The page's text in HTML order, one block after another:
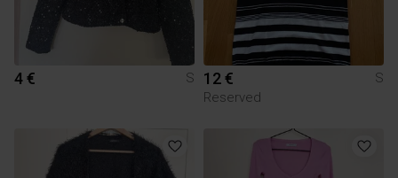
4 € S 12 €
S
Reserved